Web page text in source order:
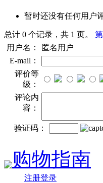
暂时还没有任何用户
总计 0 个记录，共 1 页。
用户名：
匿名用户
E-mail：
评价等
级：
评论内
容：
验证码：
购物指南
注册登录